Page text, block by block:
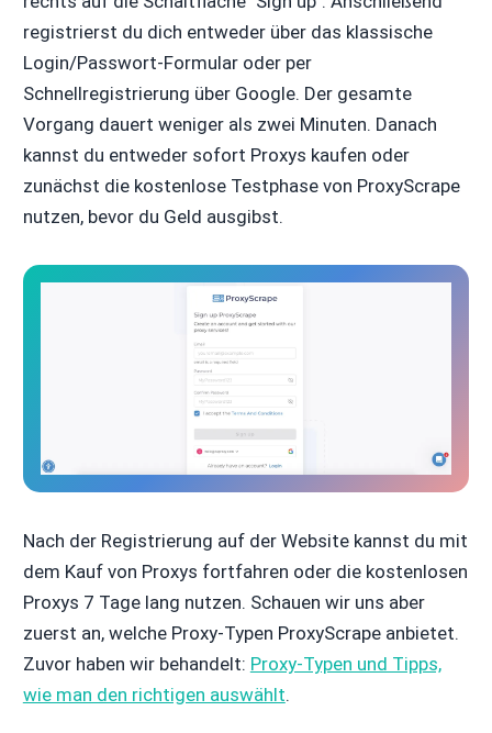
registrierst du dich entweder über das klassische
Login/Passwort-Formular oder per
Schnellregistrierung über Google. Der gesamte
Vorgang dauert weniger als zwei Minuten. Danach
kannst du entweder sofort Proxys kaufen oder
zunächst die kostenlose Testphase von ProxyScrape
nutzen, bevor du Geld ausgibst.
Nach der Registrierung auf der Website kannst du mit
dem Kauf von Proxys fortfahren oder die kostenlosen
Proxys 7 Tage lang nutzen. Schauen wir uns aber
zuerst an, welche Proxy-Typen ProxyScrape anbietet.
Zuvor haben wir behandelt: Proxy-Typen und Tipps,
wie man den richtigen auswählt.